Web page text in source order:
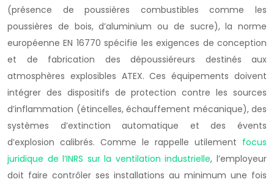
(présence de poussières combustibles comme les
poussières de bois, d’aluminium ou de sucre), la norme
européenne EN 16770 spécifie les exigences de conception
et de fabrication des dépoussiéreurs destinés aux
atmosphères explosibles ATEX. Ces équipements doivent
intégrer des dispositifs de protection contre les sources
d’inflammation (étincelles, échauffement mécanique), des
systèmes d’extinction automatique et des évents
d’explosion calibrés. Comme le rappelle utilement focus
juridique de l’INRS sur la ventilation industrielle, l’employeur
doit faire contrôler ses installations au minimum une fois